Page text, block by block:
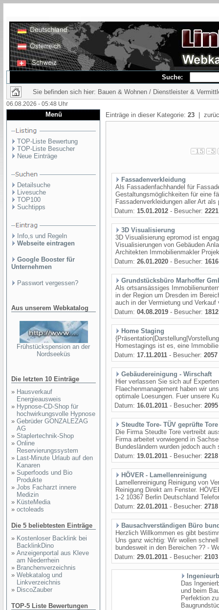
Suche:
Sie befinden sich hier: Bauen & Wohnen / Dienstleister &
06.08.2026 - 05:48 Uhr
Menü
TOP-Liste Bewertung
TOP-Liste Besucher
Neue Einträge
Detailsuche
Livesuche
TOP100
Suchtipps
Info,s und Regeln
Webseite eintragen
Google Booster für
Unternehmen
Passwort vergessen?
Aus unserem Webkatalog
Frühstückspension an der
Nordseeküs
Die letzten 10 Einträge
» Hausverkauf
Energieausweis
» Hypnose-CD-Shop für
hochwirkungsvolle Hypnose
» Gebrüder GONZALEZAG
AG
» Staplertechnik-Shop
» Online
Reservierungssystem
» Last-Minute Urlaub auf den
Kanaren
» Superfoods und Bio
Produkte
» Jobs Facharzt innere
Medizin
» KüsteMedia
» octoleads
Die 5 beliebtesten Einträge
» Kostenloser Backlink bei
BacklinkDino
» Anzeigenportal aus Kleve
am Niederrhein
» Branchenverzeichnis
» Webkatalog und
Linkverzeichnis
» DiscoZauber
TOP-5 Liste Bewertungen
Einträge in dieser Kategorie: 23 |
Fassadenverkleidung
Als Fassadenfachhandel für
Gestaltungsmöglichkeiten für eine
Fassadenverkleidungen aller Art
Datum: 15.01.2012 - Besucher: 2221
3D Visualisierung
3D Visualisierung epromod ist
Visualisierungen von Gebäuden
Architekten Immobilienmakler
Datum: 26.01.2020 - Besucher: 1616
Grundstücksbüro Marhoffer
Als ortsansässiges
in der Region um Dresden im
auch in der Vermietung und
Datum: 04.08.2019 - Besucher: 1812
Home Staging
Homestagings ist es, eine
Datum: 17.11.2011 - Besucher: 2057
Gebäudereinigung - Wirschaft
Hier verlassen Sie sich auf
Flaechenmanagement haben wir
optimale Loesungen. Fuer unsere
Datum: 16.01.2011 - Besucher: 2095
Steudte Tore- TÜV geprüfte Tore
Die Firma Steudte Tore vertreibt
Firma arbeitet vorwiegend in
Bundesländern wurden jedoch
Datum: 19.01.2011 - Besucher: 2218
HÖVER - Lamellenreinigung
Lamellenreinigung Reinigung von
Reinigung Direkt am Fenster.
1-2 10367 Berlin Deutschland
Datum: 22.01.2011 - Besucher: 2718
Bausachverständigen Büro
Herzlich Willkommen es gibt
Uns ganz wichtig: Wir wollen
bundesweit in den Bereichen ?? -
Datum: 29.01.2011 - Besucher: 2103
Das
und beim
Perfektion